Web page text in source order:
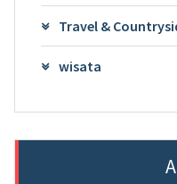
Travel &
wisata